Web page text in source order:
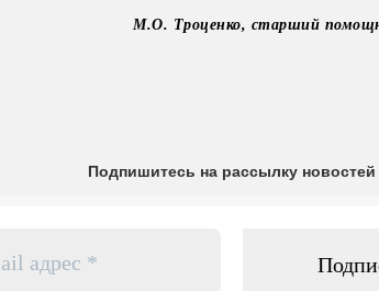
М.О. Троценко, старший
Подпишитесь на рассылку новостей